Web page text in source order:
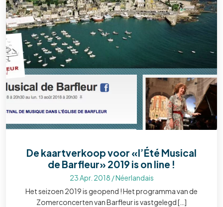
De kaartverkoop voor «l’Été Musical
de Barfleur» 2019 is on line !
23 Apr. 2018 /Néerlandais
Het seizoen 2019 is geopend ! Het programma van de
Zomerconcerten van Barfleur is vastgelegd […]